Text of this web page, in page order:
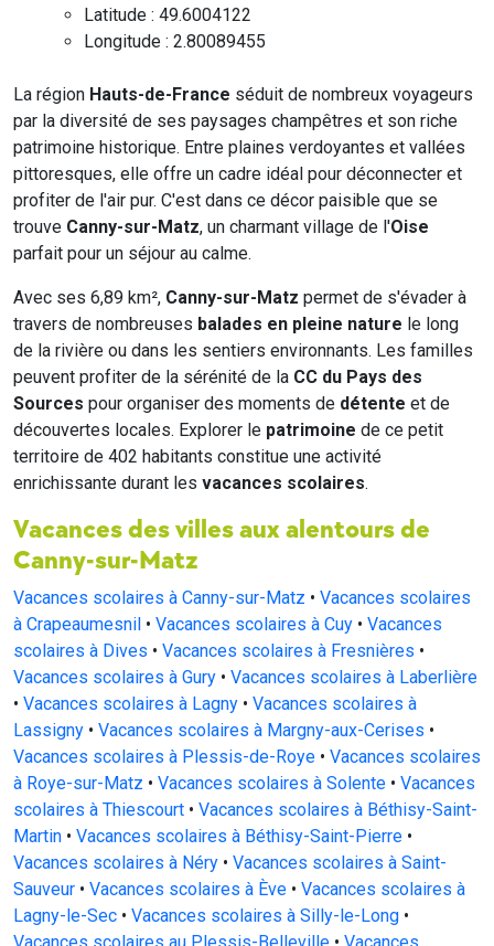
Latitude : 49.6004122
Longitude : 2.80089455
La région Hauts-de-France séduit de nombreux voyageurs
par la diversité de ses paysages champêtres et son riche
patrimoine historique. Entre plaines verdoyantes et vallées
pittoresques, elle offre un cadre idéal pour déconnecter et
profiter de l'air pur. C'est dans ce décor paisible que se
trouve Canny-sur-Matz, un charmant village de l'Oise
parfait pour un séjour au calme.
Avec ses 6,89 km², Canny-sur-Matz permet de s'évader à
travers de nombreuses balades en pleine nature le long
de la rivière ou dans les sentiers environnants. Les familles
peuvent profiter de la sérénité de la CC du Pays des
Sources pour organiser des moments de détente et de
découvertes locales. Explorer le patrimoine de ce petit
territoire de 402 habitants constitue une activité
enrichissante durant les vacances scolaires.
Vacances des villes aux alentours de
Canny-sur-Matz
Vacances scolaires à Canny-sur-Matz • Vacances scolaires
à Crapeaumesnil • Vacances scolaires à Cuy • Vacances
scolaires à Dives • Vacances scolaires à Fresnières •
Vacances scolaires à Gury • Vacances scolaires à Laberlière
• Vacances scolaires à Lagny • Vacances scolaires à
Lassigny • Vacances scolaires à Margny-aux-Cerises •
Vacances scolaires à Plessis-de-Roye • Vacances scolaires
à Roye-sur-Matz • Vacances scolaires à Solente • Vacances
scolaires à Thiescourt • Vacances scolaires à Béthisy-Saint-
Martin • Vacances scolaires à Béthisy-Saint-Pierre •
Vacances scolaires à Néry • Vacances scolaires à Saint-
Sauveur • Vacances scolaires à Ève • Vacances scolaires à
Lagny-le-Sec • Vacances scolaires à Silly-le-Long •